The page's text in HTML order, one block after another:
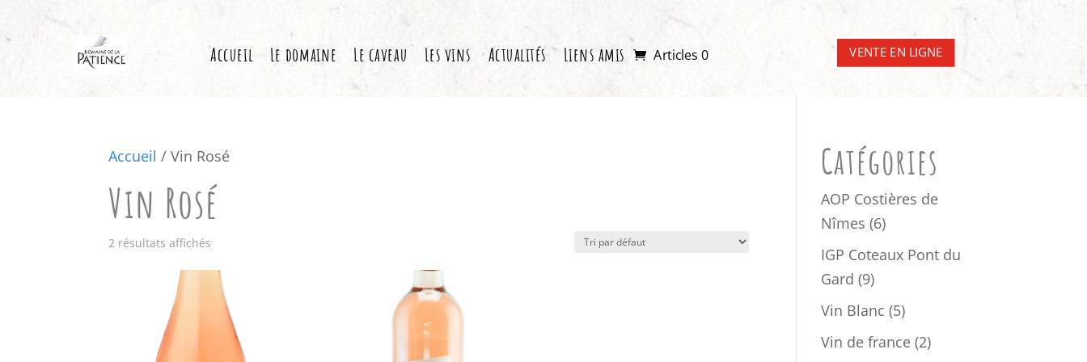
Accueil Le domaine Le caveau Les vins Actualités Liens amis Articles 0 VENTE EN LIGNE
Accueil / Vin Rosé
Vin Rosé
2 résultats affichés
Catégories
AOP Costières de
Nîmes 66
produits
IGP Coteaux Pont du
Gard 99
produits
Vin Blanc 55
produits
Vin de france 22